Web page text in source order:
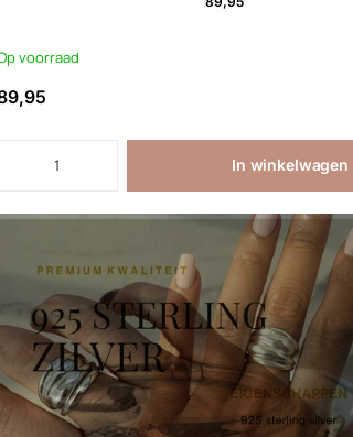
voorraad
In winkelwagen